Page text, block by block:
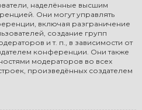
наделённые высшим
Они могут управлять
включая разграничение
создание групп
и т. п., в зависимости от
конференции. Они также
модераторов во всех
произведённых создателем